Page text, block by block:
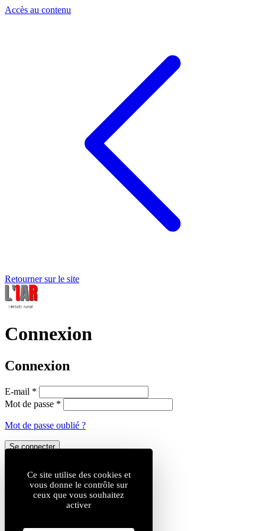
Accès au contenu
Retourner sur le site
Connexion
Connexion
E-mail *
Mot de passe *
Mot de passe oublié ?
Se connecter
Inscription
Créer un compte
Panneau de gestion des cookies
Ce site utilise des cookies et
vous donne le contrôle sur
ceux que vous souhaitez
activer